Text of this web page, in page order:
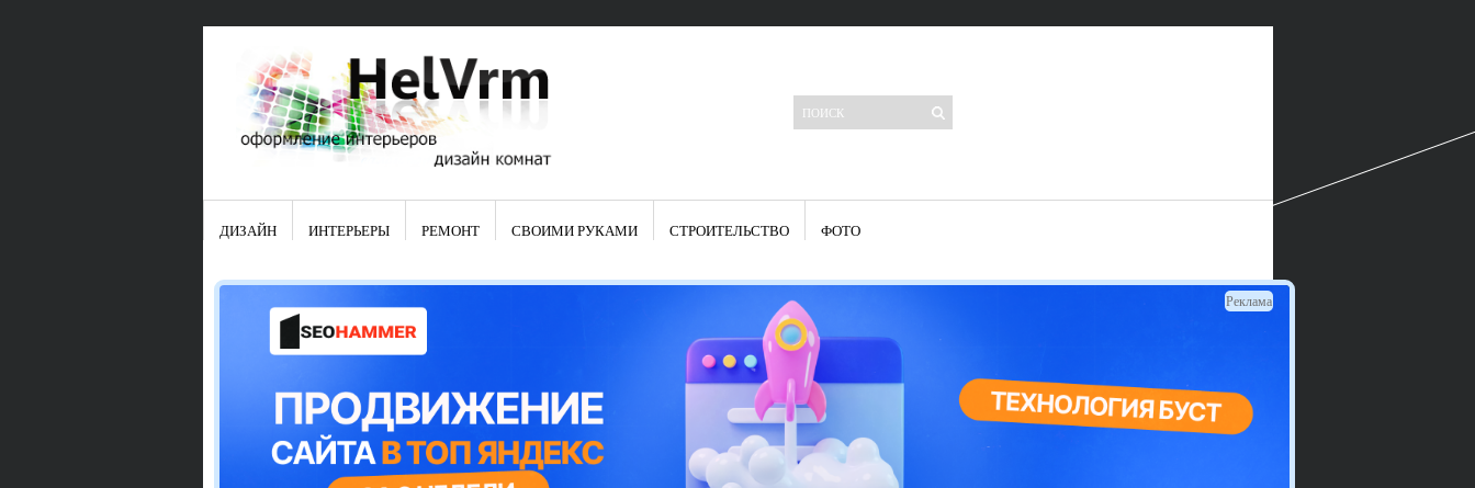
Свежие записи
Японские кухонные ножи: традиции древних самураев
Элитные кухни: стилевые особенности
Элитная посуда для кухни – гордость любой хозяйки
Шкаф-пенал для кухни по инструкции
Электропроводка на кухне: планирование и монтаж
Что представляет собой столовая группа для кухни
Школа ремонта кухни
Черно-белая кухня – дань моде или универсальный вариант дизайна
Электрические вытяжки для кухни:особенности применения
Фасады для кухни своими руками — ваша фантазия, плюс навыки
сотворят чудеса
Шьем шторы на кухню сами: пошаговая инструкция
Чем отмыть жир на кухне – советы опытных хозяек
ДИЗАЙН ИНТЕРЬЕРЫ РЕМОНТ СВОИМИ РУКАМИ СТРОИТЕЛЬСТВО ФОТО
Реклама